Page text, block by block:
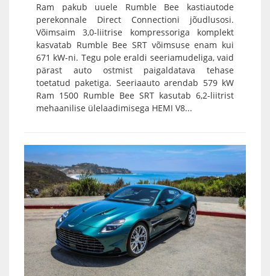
Ram pakub uuele Rumble Bee kastiautode
perekonnale Direct Connectioni jõudlusosi.
Võimsaim 3,0-liitrise kompressoriga komplekt
kasvatab Rumble Bee SRT võimsuse enam kui
671 kW-ni. Tegu pole eraldi seeriamudeliga, vaid
pärast auto ostmist paigaldatava tehase
toetatud paketiga. Seeriaauto arendab 579 kW
Ram 1500 Rumble Bee SRT kasutab 6,2-liitrist
mehaanilise ülelaadimisega HEMI V8...